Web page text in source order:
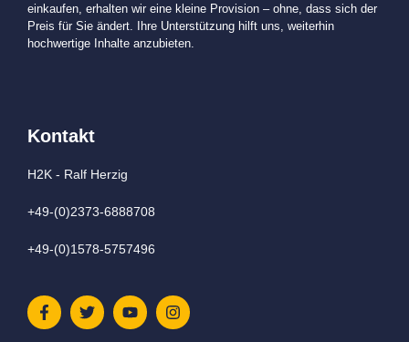
einkaufen, erhalten wir eine kleine Provision – ohne, dass sich der
Preis für Sie ändert. Ihre Unterstützung hilft uns, weiterhin
hochwertige Inhalte anzubieten.
Kontakt
H2K - Ralf Herzig
+49-(0)2373-6888708
+49-(0)1578-5757496